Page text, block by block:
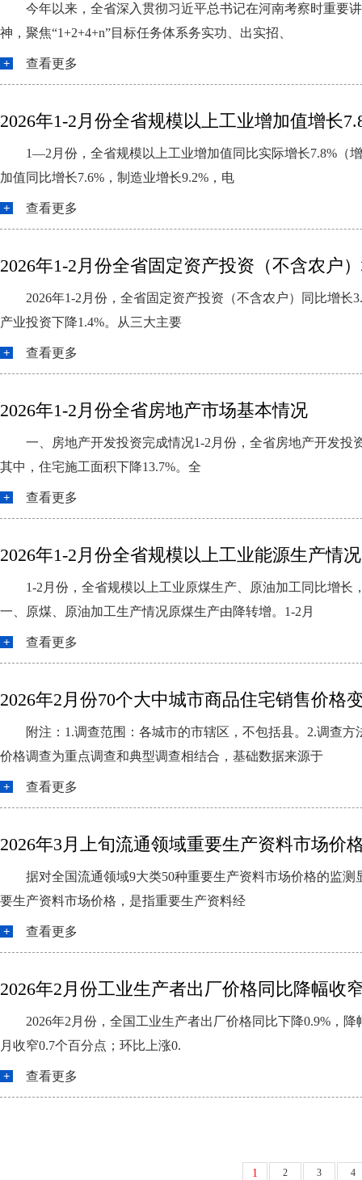
今年以来，全省深入贯彻习近平总书记在河南考察时重要
神，聚焦“1+2+4+n”目标任务体系务实功、出实招、
查看更多
2026年1-2月份全省规模以上工业增加值增长
1—2月份，全省规模以上工业增加值同比实际增长7.8%（
加值同比增长7.6%，制造业增长9.2%，电
查看更多
2026年1-2月份全省固定资产投资（不含农户
2026年1-2月份，全省固定资产投资（不含农户）同比增
产业投资下降1.4%。从三大主要
查看更多
2026年1-2月份全省房地产市场基本情况
一、房地产开发投资完成情况1-2月份，全省房地产开发投
其中，住宅施工面积下降13.7%。全
查看更多
2026年1-2月份全省规模以上工业能源生产情况
1-2月份，全省规模以上工业原煤生产、原油加工同比增
一、原煤、原油加工生产情况原煤生产由降转增。1-2月
查看更多
2026年2月份70个大中城市商品住宅销售价格
附注：1.调查范围：各城市的市辖区，不包括县。2.调查
价格调查为重点调查和典型调查相结合，基础数据来源于
查看更多
2026年3月上旬流通领域重要生产资料市场价
据对全国流通领域9大类50种重要生产资料市场价格的监
要生产资料市场价格，是指重要生产资料经
查看更多
2026年2月份工业生产者出厂价格同比降幅收
2026年2月份，全国工业生产者出厂价格同比下降0.9%，
月收窄0.7个百分点；环比上涨0.
查看更多
1 2 3 4